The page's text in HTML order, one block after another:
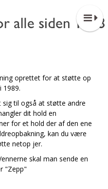
oprettet for at støtte op
1989.
sig til også at støtte andre
dit hold en
for et hold der af den ene
kan du være
netop jer.
skal man sende en
"Zepp"